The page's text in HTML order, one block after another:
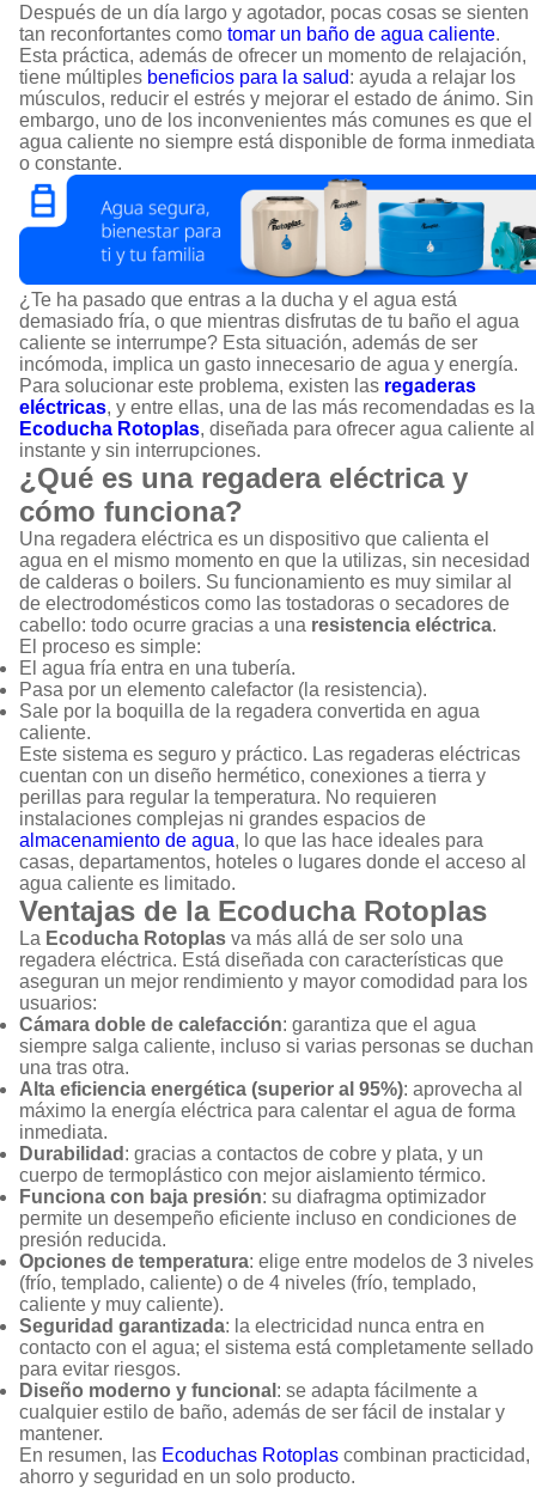
Después de un día largo y agotador, pocas cosas se sienten
tan reconfortantes como tomar un baño de agua caliente.
Esta práctica, además de ofrecer un momento de relajación,
tiene múltiples beneficios para la salud: ayuda a relajar los
músculos, reducir el estrés y mejorar el estado de ánimo. Sin
embargo, uno de los inconvenientes más comunes es que el
agua caliente no siempre está disponible de forma inmediata
o constante.
¿Te ha pasado que entras a la ducha y el agua está
demasiado fría, o que mientras disfrutas de tu baño el agua
caliente se interrumpe? Esta situación, además de ser
incómoda, implica un gasto innecesario de agua y energía.
Para solucionar este problema, existen las regaderas
eléctricas, y entre ellas, una de las más recomendadas es la
Ecoducha Rotoplas, diseñada para ofrecer agua caliente al
instante y sin interrupciones.
¿Qué es una regadera eléctrica y
cómo funciona?
Una regadera eléctrica es un dispositivo que calienta el
agua en el mismo momento en que la utilizas, sin necesidad
de calderas o boilers. Su funcionamiento es muy similar al
de electrodomésticos como las tostadoras o secadores de
cabello: todo ocurre gracias a una resistencia eléctrica.
El proceso es simple:
El agua fría entra en una tubería.
Pasa por un elemento calefactor (la resistencia).
Sale por la boquilla de la regadera convertida en agua
caliente.
Este sistema es seguro y práctico. Las regaderas eléctricas
cuentan con un diseño hermético, conexiones a tierra y
perillas para regular la temperatura. No requieren
instalaciones complejas ni grandes espacios de
almacenamiento de agua, lo que las hace ideales para
casas, departamentos, hoteles o lugares donde el acceso al
agua caliente es limitado.
Ventajas de la Ecoducha Rotoplas
La Ecoducha Rotoplas va más allá de ser solo una
regadera eléctrica. Está diseñada con características que
aseguran un mejor rendimiento y mayor comodidad para los
usuarios:
Cámara doble de calefacción: garantiza que el agua
siempre salga caliente, incluso si varias personas se duchan
una tras otra.
Alta eficiencia energética (superior al 95%): aprovecha al
máximo la energía eléctrica para calentar el agua de forma
inmediata.
Durabilidad : gracias a contactos de cobre y plata, y un
cuerpo de termoplástico con mejor aislamiento térmico.
Funciona con baja presión: su diafragma optimizador
permite un desempeño eficiente incluso en condiciones de
presión reducida.
Opciones de temperatura: elige entre modelos de 3 niveles
(frío, templado, caliente) o de 4 niveles (frío, templado,
caliente y muy caliente).
Seguridad garantizada: la electricidad nunca entra en
contacto con el agua; el sistema está completamente sellado
para evitar riesgos.
Diseño moderno y funcional : se adapta fácilmente a
cualquier estilo de baño, además de ser fácil de instalar y
mantener.
En resumen, las Ecoduchas Rotoplas combinan practicidad,
ahorro y seguridad en un solo producto.